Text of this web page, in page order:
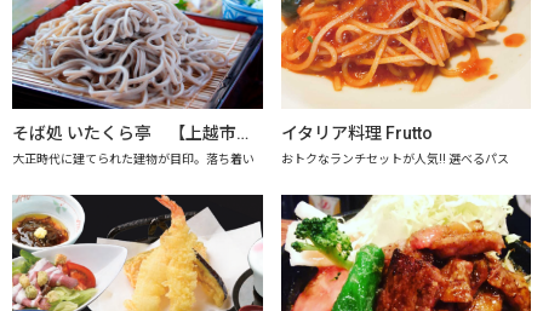
そば処 いたくら亭 【上越市地産地消推進の店認定店】
大正時代に建てられた建物が目印。落ち着い
イタリア料理 Frutto
おトクなランチセットが人気!! 選べるパス